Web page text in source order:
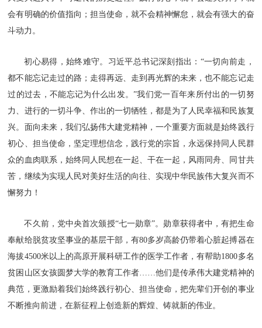
会有明确的价值指向；担当使命，就不会精神懈怠，就会有强大的奋
斗动力。
初心易得，始终难守。习近平总书记深刻指出：“一切向前走，
都不能忘记走过的路；走得再远、走到再光辉的未来，也不能忘记走
过的过去，不能忘记为什么出发。”我们党一百年来所付出的一切努
力、进行的一切斗争、作出的一切牺牲，都是为了人民幸福和民族复
兴。面向未来，我们弘扬伟大建党精神，一个重要方面就是始终践行
初心、担当使命，坚定理想信念，践行党的宗旨，永远保持同人民群
众的血肉联系，始终同人民想在一起、干在一起，风雨同舟、同甘共
苦，继续为实现人民对美好生活的向往、实现中华民族伟大复兴而不
懈努力！
不久前，党中央首次颁授“七一勋章”。勋章获得者中，有把生命
奉献给脱贫攻坚事业的基层干部，有80多岁高龄仍带着心脏起搏器在
海拔4500米以上的高原开展科研工作的医学工作者，有帮助1800多名
贫困山区女孩圆梦大学的教育工作者……他们是传承伟大建党精神的
典范，更激励着我们始终践行初心、担当使命，把先辈们开创的事业
不断推向前进，在新征程上创造新的辉煌、铸就新的伟业。